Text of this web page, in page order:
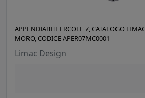
APPENDIABITI ERCOLE 7, CATALOGO
MORO, CODICE APER07MC0001
Limac Design